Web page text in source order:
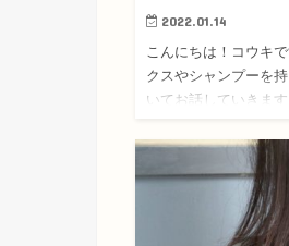
2022.01.14
こんにちは！コウキ
クスやシャンプーを
いてお話していきま
い！ …